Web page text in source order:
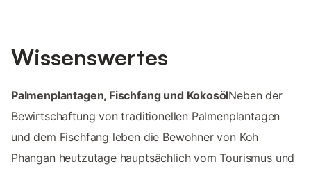
Wissenswertes
Palmenplantagen, Fischfang und KokosölNeben der
Bewirtschaftung von traditionellen Palmenplantagen
und dem Fischfang leben die Bewohner von Koh
Phangan heutzutage hauptsächlich vom Tourismus und